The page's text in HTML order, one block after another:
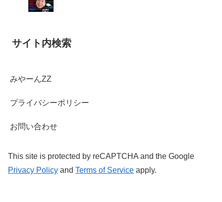
サイト内検索
みやーんZZ
プライバシーポリシー
お問い合わせ
This site is protected by reCAPTCHA and the Google
Privacy Policy and Terms of Service apply.